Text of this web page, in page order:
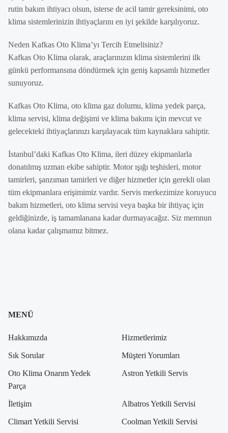
rutin bakım ihtiyacı olsun, isterse de acil tamir gereksinimi, oto
klima sistemlerinizin ihtiyaçlarını en iyi şekilde karşılıyoruz.
Neden Kafkas Oto Klima’yı Tercih Etmelisiniz?
Kafkas Oto Klima olarak, araçlarınızın klima sistemlerini ilk
günkü performansına döndürmek için geniş kapsamlı hizmetler
sunuyoruz.
Kafkas Oto Klima, oto klima gaz dolumu, klima yedek parça,
klima servisi, klima değişimi ve klima bakımı için mevcut ve
gelecekteki ihtiyaçlarınızı karşılayacak tüm kaynaklara sahiptir.
İstanbul’daki Kafkas Oto Klima, ileri düzey ekipmanlarla
donatılmış uzman ekibe sahiptir. Motor ışığı teşhisleri, motor
tamirleri, şanzıman tamirleri ve diğer hizmetler için gerekli olan
tüm ekipmanlara erişimimiz vardır. Servis merkezimize koruyucu
bakım hizmetleri, oto klima servisi veya başka bir ihtiyaç için
geldiğinizde, iş tamamlanana kadar durmayacağız. Siz memnun
olana kadar çalışmamız bitmez.
MENÜ
Hakkımızda Hizmetlerimiz
Sık Sorular Müşteri Yorumları
Oto Klima Onarım Yedek
Parça
Astron Yetkili Servis
İletişim Albatros Yetkili Servisi
Climart Yetkili Servisi Coolman Yetkili Servisi